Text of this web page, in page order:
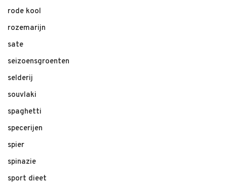
rode kool
rozemarijn
sate
seizoensgroenten
selderij
souvlaki
spaghetti
specerijen
spier
spinazie
sport dieet